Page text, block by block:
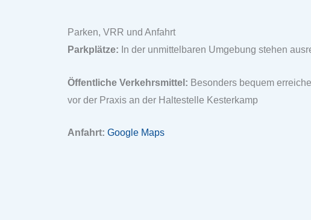
Parken, VRR und Anfahrt
Parkplätze: In der unmittelbaren Umgebung stehen
Öffentliche Verkehrsmittel: Besonders bequem
vor der Praxis an der Haltestelle Kesterkamp
Anfahrt: Google Maps